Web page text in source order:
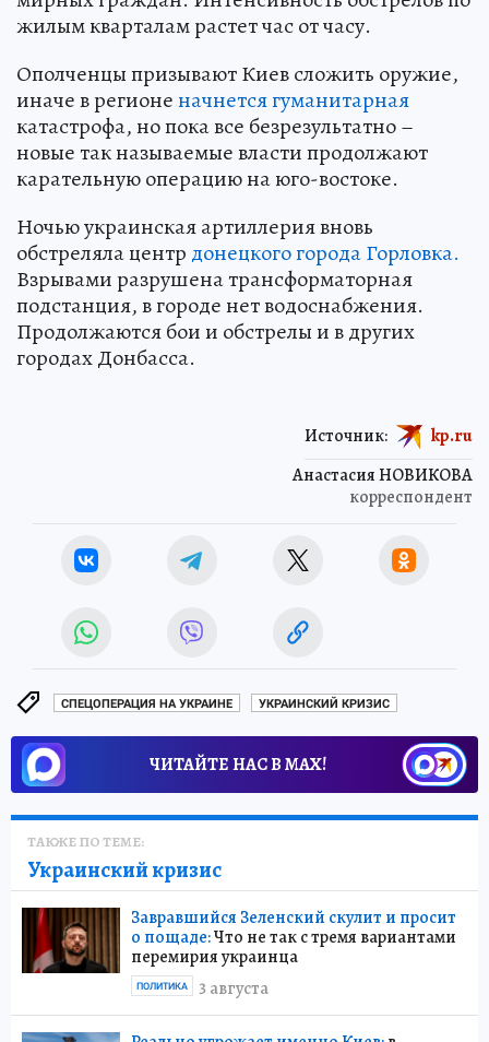
жилым кварталам растет час от часу.
Ополченцы призывают Киев сложить оружие,
иначе в регионеначнется гуманитарная
катастрофа, но пока все безрезультатно –
новые так называемые власти продолжают
карательную операцию на юго-востоке.
Ночью украинская артиллерия вновь
обстреляла центр донецкого города Горловка.
Взрывами разрушена трансформаторная
подстанция, в городе нет водоснабжения.
Продолжаются бои и обстрелы и в других
городах Донбасса.
Анастасия НОВИКОВА
корреспондент
Источник: kp.ru
СПЕЦОПЕРАЦИЯ НА УКРАИНЕ УКРАИНСКИЙ КРИЗИС
ЧИТАЙТЕ НАС В МАХ!
ТАКЖЕ ПО ТЕМЕ:
Украинский кризис
Завравшийся Зеленский скулит и просит
о пощаде:Что не так с тремя вариантами
перемирия украинца
3 августа
ПОЛИТИКА